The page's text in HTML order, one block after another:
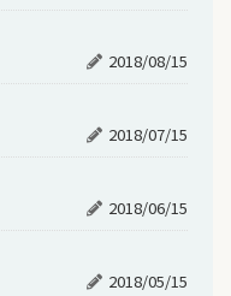
2018/08/15
2018/07/15
2018/06/15
2018/05/15